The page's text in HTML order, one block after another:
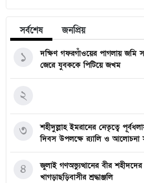
সর্বশেষ জনপ্রিয়
দক্ষিণ গফরগাঁওয়ের পাগলায় জমি
জেরে যুবককে পিটিয়ে জখম
১
২
শহীদুল্লাহ ইমরানের নেতৃত্বে
দিবস উপলক্ষে র‍্যালি ও আলোচনা
৩
জুলাই গণঅভ্যুত্থানের বীর শহীদদের
খাগড়াছড়িবাসীর শ্রদ্ধাঞ্জলি
৪